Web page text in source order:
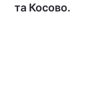
та Косово.